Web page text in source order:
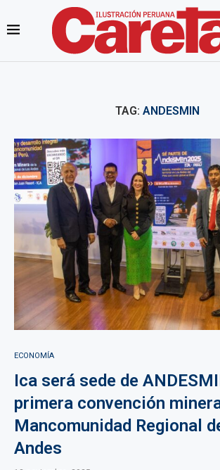
TAG: ANDESMIN
ECONOMÍA
Ica será sede de
primera convención
Mancomunidad Regional
Andes